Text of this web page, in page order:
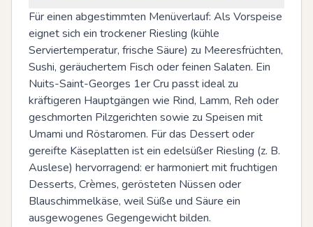
Für einen abgestimmten Menüverlauf: Als Vorspeise
eignet sich ein trockener Riesling (kühle
Serviertemperatur, frische Säure) zu Meeresfrüchten,
Sushi, geräuchertem Fisch oder feinen Salaten. Ein
Nuits-Saint-Georges 1er Cru passt ideal zu
kräftigeren Hauptgängen wie Rind, Lamm, Reh oder
geschmorten Pilzgerichten sowie zu Speisen mit
Umami und Röstaromen. Für das Dessert oder
gereifte Käseplatten ist ein edelsüßer Riesling (z. B.
Auslese) hervorragend: er harmoniert mit fruchtigen
Desserts, Crèmes, gerösteten Nüssen oder
Blauschimmelkäse, weil Süße und Säure ein
ausgewogenes Gegengewicht bilden.